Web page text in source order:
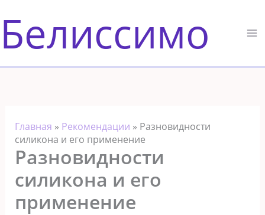
к
содержимому
Белиссимо
Главная » Рекомендации » Разновидности
силикона и его применение
Разновидности
силикона и его
применение